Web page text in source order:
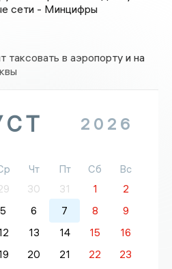
сети - Минцифры
таксовать в аэропорту и на
2026
Чт Пт Сб
Вс
30 31 1
2
5 6 7 8
9
13 14 15
16
20 21 22
23